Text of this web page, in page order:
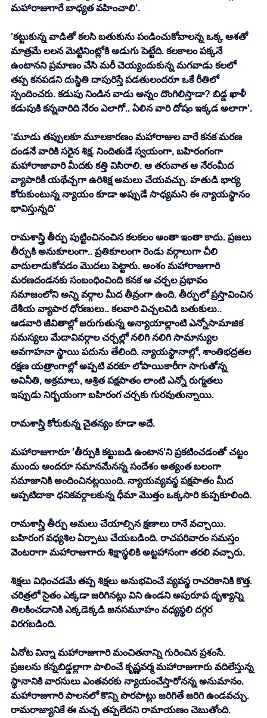
మహారాజుగారే బాధ్యత వహించాలి'.
'కట్టుకున్న వాడితో కలసి బతుకును పండించుకోవాలన్న ఒక్క ఆశతో
మాత్రమే లలన మెట్టినింట్లోకి అడుగు పెట్టేది. కలకాలం పక్కనే
ఉంటానని ప్రమాణం చేసి మరీ చెయ్యందుకున్న మగవాడు కలలో
తప్ప కనపడని దుస్థితి దాపురిస్తే పడతులందరూ ఒకే రీతిలో
స్పందించరు. కడుపు నిండిన వాడు అన్నం దొంగిలిస్తాడా? బిడ్డ ఖాళీ
కడుపుకి కన్నవారిది నేరం ఎలాగో.. ఏలిన వారి దోషం ఇక్కడ అలాగా'.
‘మూడు తప్పులకూ మూలకారణం మహారాజుల వారే కనక మరణ
దండనే వారికి సరైన శిక్ష. నిందితుడే స్వయంగా, బహిరంగంగా
మహారాజావారి మీదకు కత్తి విసిరాలి. ఆ తరువాత ఆ నేరంమీద
వ్యాపారికీ యథేచ్చగా ఉరిశిక్ష అమలు చేయవచ్చు. హతుడి భార్య
కోరుకుంటున్న న్యాయం కూడా అప్పుడే సాధ్యమని ఈ న్యాయస్థానం
భావిస్తున్నది'
రామశాస్త్రి తీర్పు పుట్టించినంచిన కలకలం అంతా ఇంతా కాదు. ప్రజలు
తీర్పుకి అనుకూలంగా.. ప్రతికూలంగా రెండు వర్గాలుగా చీలి
వాదులాడుకోవడం మొదలు పెట్టారు. అంశం మహారాజుగారి
మరణదండనకు సంబంధించింది కనక ఆ చర్చల ప్రభావం
సమాజంలోని అన్ని వర్గాల మీద తీవ్రంగా ఉంది. తీర్పులో ప్రస్తావించిన
దేశీయ వ్యాపార ధోరణులు.. కలవారి విచ్చలవిడి బతుకులు..
ఆడవారి జీవితాల్లో జరుగుతున్న అన్యాయాల్లాంటి ఎన్నోసామాజిక
సమస్యలు మేదావివర్గాల చర్చల్లో నలిగి నలిగి సామాన్యుల
అవగాహనా స్థాయి పదును తేలింది. న్యాయస్థానాల్లో, శాంతిభద్రతల
రక్షణ యత్రాంగాల్లో అప్పటి వరకూ లోపాయికారీగా సాగుతోన్న
అవినీతి, అక్రమాలు, ఆశ్రిత పక్షపాతం లాంటి ఎన్నో రుగ్మతలు
ఇప్పుడు నిర్భయంగా బహిరంగ చర్చకు గురవుతున్నాయి.
రామశాస్త్రి కోరుకున్న చైతన్యం కూడా అదే.
మహారాజుగారూ 'తీర్పుకి కట్టుబడి ఉంటాన'ని ప్రకటించడంతో చట్టం
ముందు అందరూ సమానమేనన్న సందేశం అత్యంత బలంగా
సమాజానికి అందించినట్లయింది. న్యాయవ్యవస్థ పక్షపాతం మీద
అప్పటిదాకా ధనికవర్గాలకున్న ధీమా మొత్తం ఒక్కసారి కుప్పకూలింది.
రామశాస్త్రి తీర్పు అమలు చేయాల్సిన క్షణాలు రానే వచ్చాయి.
బహిరంగ వధ్యశిల ఏర్పాటు చేయబడింది. రాచపరివారం సమస్తం
వెంటరాగా మహారాజుగారు శిక్షాస్థలికి అట్టహాసంగా తరలి వచ్చారు.
శిక్షలు విధించడమే తప్ప శిక్షలు అనుభవించే వ్యవస్థ రాచరికానికి కొత్త.
చరిత్రలో సైతం ఎక్కడా జరిగినట్లు విని ఉండని అపురూప దృశ్యాన్ని
తిలకించడానికి ఎక్కడెక్కడి జనసమూహం వధ్యస్థలి దగ్గర
విరగబడింది.
ఏనోట విన్నా మహారాజుగారి మంచితనాన్ని గురించిన ప్రశంసే.
ప్రజలను కన్నబిడ్డల్లాగా పాలించే కృష్ణవర్మ మహారాజుగారు వదిలేస్తున్న
స్థానానికి వారసులు ఎంతవరకు న్యాయంచేస్తారోనన్న అనుమానం.
మహారాజుగారి పాలనలో కొన్ని పొరపాట్లు జరిగితే జరిగి ఉండవచ్చు.
రామరాజ్యానికే ఈ మచ్చ తప్పలేదని రామాయణం చెబుతోంది.